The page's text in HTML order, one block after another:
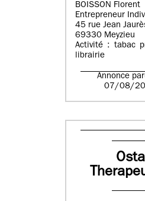
BOISSON Florent
Entrepreneur
45 rue Jean
69330 Meyzieu
Activité : tabac
librairie
Annonce
07/08/
Osta